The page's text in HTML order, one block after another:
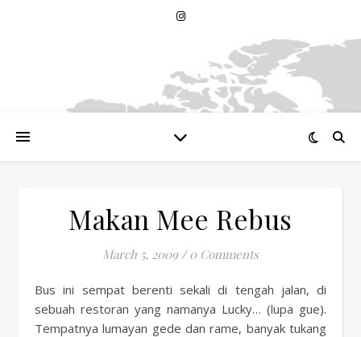
Makan Mee Rebus
March 5, 2009 / 0 Comments
Bus ini sempat berenti sekali di tengah jalan, di
sebuah restoran yang namanya Lucky… (lupa gue).
Tempatnya lumayan gede dan rame, banyak tukang